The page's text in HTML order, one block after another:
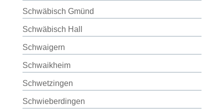
Schwäbisch Gmünd
Schwäbisch Hall
Schwaigern
Schwaikheim
Schwetzingen
Schwieberdingen